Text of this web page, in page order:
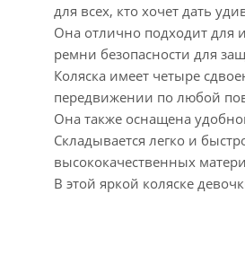
для всех, кто хочет дать
Она отлично подходит для
ремни безопасности для
Коляска имеет четыре
передвижении по любой
Она также оснащена
Складывается легко и
высококачественных
В этой яркой коляске